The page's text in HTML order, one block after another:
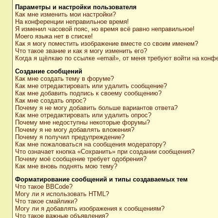
Параметры и настройки пользователя
Как мне изменить мои настройки?
На конференции неправильное время!
Я изменил часовой пояс, но время всё равно неправильное!
Моего языка нет в списке!
Как я могу поместить изображение вместе со своим именем?
Что такое звание и как я могу изменить его?
Когда я щёлкаю по ссылке «email», от меня требуют войти на
Создание сообщений
Как мне создать тему в форуме?
Как мне отредактировать или удалить сообщение?
Как мне добавить подпись к своему сообщению?
Как мне создать опрос?
Почему я не могу добавить больше вариантов ответа?
Как мне отредактировать или удалить опрос?
Почему мне недоступны некоторые форумы?
Почему я не могу добавлять вложения?
Почему я получил предупреждение?
Как мне пожаловаться на сообщения модератору?
Что означает кнопка «Сохранить» при создании сообщения?
Почему моё сообщение требует одобрения?
Как мне вновь поднять мою тему?
Форматирование сообщений и типы создаваемых тем
Что такое BBCode?
Могу ли я использовать HTML?
Что такое смайлики?
Могу ли я добавлять изображения к сообщениям?
Что такое важные объявления?